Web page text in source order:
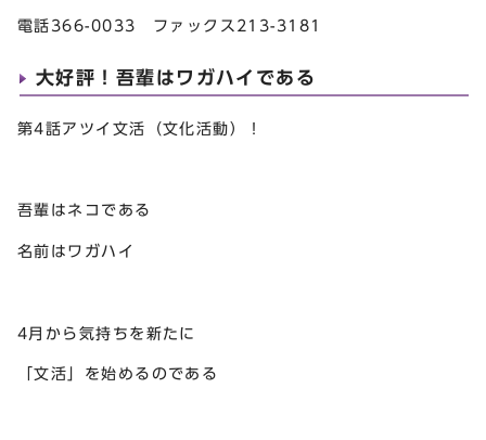
電話366-0033 ファックス213-3181
大好評！吾輩はワガハイである
第4話アツイ文活（文化活動）！
吾輩はネコである
名前はワガハイ
4月から気持ちを新たに
「文活」を始めるのである